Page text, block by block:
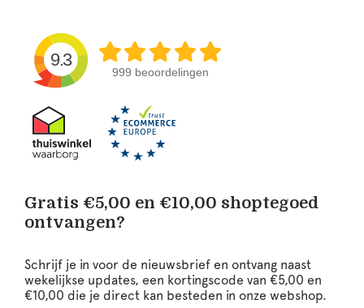
9.3
999 beoordelingen
Gratis €5,00 en €10,00 shoptegoed
ontvangen?
Schrijf je in voor de nieuwsbrief en ontvang naast
wekelijkse updates, een kortingscode van €5,00 en
€10,00 die je direct kan besteden in onze webshop.